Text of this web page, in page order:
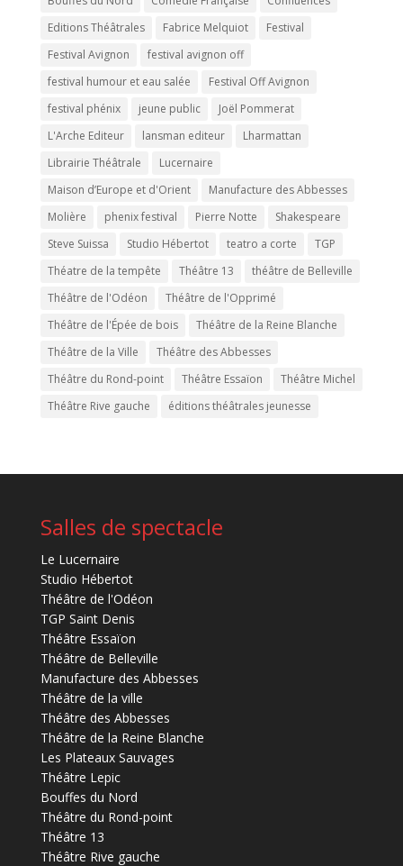
Editions Théâtrales
Fabrice Melquiot
Festival
Festival Avignon
festival avignon off
festival humour et eau salée
Festival Off Avignon
festival phénix
jeune public
Joël Pommerat
L'Arche Editeur
lansman editeur
Lharmattan
Librairie Théâtrale
Lucernaire
Maison d’Europe et d'Orient
Manufacture des Abbesses
Molière
phenix festival Pierre Notte
Shakespeare
Steve Suissa
Studio Hébertot teatro a corte
TGP
Théatre de la tempête
Théâtre 13
théâtre de Belleville
Théâtre de l'Odéon
Théâtre de l'Opprimé
Théâtre de l'Épée de bois
Théâtre de la Reine Blanche
Théâtre de la Ville
Théâtre des Abbesses
Théâtre du Rond-point
Théâtre Essaïon
Théâtre Michel
Théâtre Rive gauche
éditions théâtrales jeunesse
Salles de spectacle
Le Lucernaire
Studio Hébertot
Théâtre de l'Odéon
TGP Saint Denis
Théâtre Essaïon
Théâtre de Belleville
Manufacture des Abbesses
Théâtre de la ville
Théâtre des Abbesses
Théâtre de la Reine Blanche
Les Plateaux Sauvages
Théâtre Lepic
Bouffes du Nord
Théâtre du Rond-point
Théâtre 13
Théâtre Rive gauche